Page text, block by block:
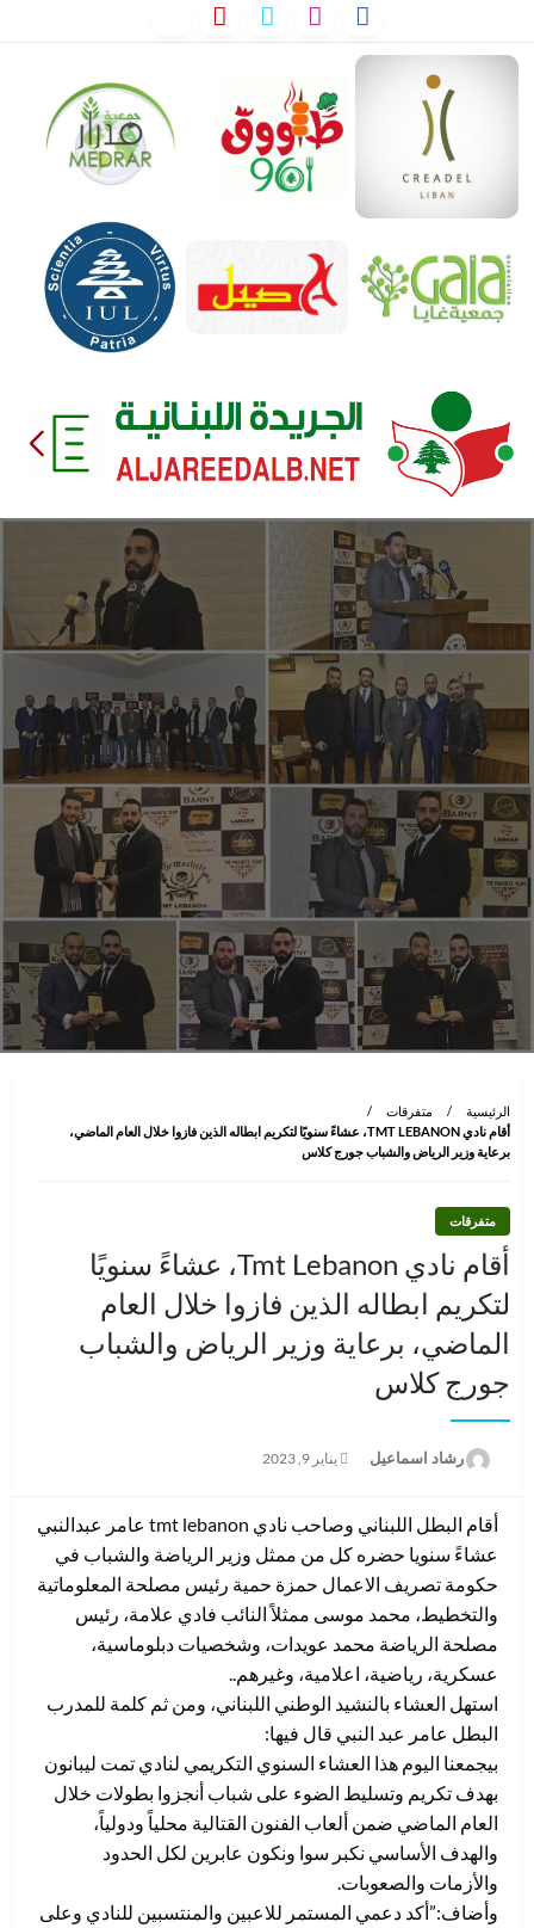
إلى
اللبنانية
الرئيسية
متفرقات
أقام نادي TMT LEBANON، عشاءً سنويًا لتكريم ابطاله الذين فازوا خلال العام الماضي،
برعاية وزير الرياض والشباب جورج كلاس
متفرقات
أقام نادي Tmt Lebanon، عشاءً سنويًا
لتكريم ابطاله الذين فازوا خلال العام
الماضي، برعاية وزير الرياض والشباب
جورج كلاس
رشاد اسماعيل
نُشر
يناير 9, 2023
أقام البطل اللبناني وصاحب نادي tmt lebanon عامر عبدالنبي
عشاءً سنويا حضره كل من ممثل وزير الرياضة والشباب في
حكومة تصريف الاعمال حمزة حمية رئيس مصلحة المعلوماتية
والتخطيط، محمد موسى ممثلاً النائب فادي علامة، رئيس
مصلحة الرياضة محمد عويدات، وشخصيات دبلوماسية،
عسكرية، رياضية، اعلامية، وغيرهم..
استهل العشاء بالنشيد الوطني اللبناني، ومن ثم كلمة للمدرب
البطل عامر عبد النبي قال فيها:
بيجمعنا اليوم هذا العشاء السنوي التكريمي لنادي تمت ليبانون
بهدف تكريم وتسليط الضوء على شباب أنجزوا بطولات خلال
العام الماضي ضمن ألعاب الفنون القتالية محلياً ودولياً،
والهدف الأساسي نكبر سوا ونكون عابرين لكل الحدود
والأزمات والصعوبات.
وأضاف:”أكد دعمي المستمر للاعبين والمنتسبين للنادي وعلى